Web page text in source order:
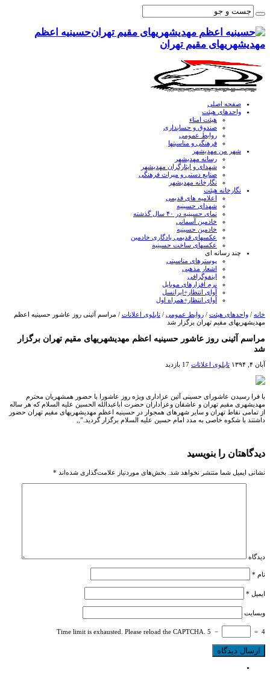
حسینیه اعظم
مهدیشهریهای مقیم تهران
صفحه اصلی
واحدهای هیئت
هیئت امناء
صندوق و حسابداری
روابط عمومی
فرهنگی و مناسبتها
شهر من مهدیشهر
رسانه مهدیشهر
شهدای و ایثارگران مهدیشهر
صنایع دستی و میراث فرهنگی
نگارخانه مهدیشهر
نگارخانه هیئت
اعلامیه های قدیمی
شهدای حسینیه
نمای حسینیه در ۴۰ سال گذشته
خادمین آسمانی
خادمین حسینیه
عکسهای قدیمی یادگاری خادمین
عکسهای ساخت حسینیه
چند رسانه ای
پوسترهای مناسبتی
اشعار مذهبی
اینفوگرافی
نرم افزارهای موبایل
آوای انتظار+ایرانسل
آوای انتظار+همراه اول
خانه / واحدهای هیئت / روابط عمومی / تابلوی اعلانات / مراسم آئینی روز عاشور حسینیه اعظم
مهدیشهریهای مقیم تهران برگزار شد
مراسم آئینی روز عاشور حسینیه اعظم مهدیشهریهای مقیم تهران برگزار
شد
آبان ۴, ۱۳۹۴ تابلوی اعلانات 17 بازدید
با فرا رسیدن عاشورای حسینی آئین عزاداری ویژه روز عاشورا با حضور همشهریان محترم
مهدیشهری مقیم تهران و عاشقان وعزاداران حضرت اباعبدالله الحسین علیه السلام که هر ساله
از تمامی نقاط تهران و سایر شهرهای همجوار در حسینیه اعظم مهدیشهریهای مقیم تهران حضور
داشتند با شکوه خاصی به مدد امام حسین علیه السلام برگزار گردید.”,,
دیدگاهتان را بنویسید
نشانی ایمیل شما منتشر نخواهد شد. بخش‌های موردنیاز علامت‌گذاری شده‌اند *
دیدگاه
نام *
ایمیل *
وبسایت
Time limit is exhausted. Please reload the CAPTCHA. 5 − = 4